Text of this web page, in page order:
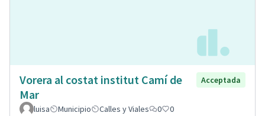
Vorera al costat institut Camí de
Mar
Acceptada
luisa Municipio Calles y Viales 0 0